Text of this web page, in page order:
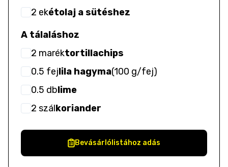
2 ekétolaj a sütéshez
A tálaláshoz
2 maréktortillachips
0.5 fejlila hagyma(100 g/fej)
0.5 dblime
2 szálkoriander
Bevásárlólistához adás